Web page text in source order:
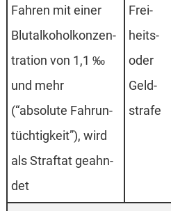
Fahren mit einer
Blut­alkohol­konzen­
tration von 1,1 ‰
und mehr
(“absolute Fahrun­
tüchtig­keit”), wird
als Straf­tat geahn­
det
Frei­
heits-
oder
Geld­
strafe